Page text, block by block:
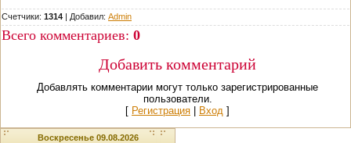
Счетчики: 1314 | Добавил: Admin
Всего комментариев: 0
Добавить комментарий
Добавлять комментарии могут только зарегистрированные
пользователи.
[ Регистрация Вход ]
Воскресенье 09.08.2026